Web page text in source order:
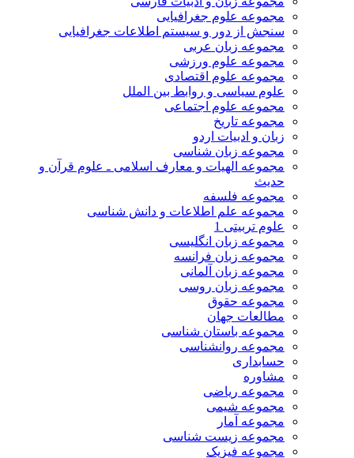
مجموعه علوم جغرافیایی
سنجش از دور و سیستم اطلاعات جغرافیایی
مجموعه زبان عربی
مجموعه علوم ورزشی
مجموعه علوم اقتصادی
علوم سیاسی و روابط بین الملل
مجموعه علوم اجتماعی
مجموعه تاریخ
زبان و ادبیات اردو
مجموعه زبان شناسی
مجموعه الهیات و معارف اسلامی ـ علوم قرآن و
حدیث
مجموعه فلسفه
مجموعه علم اطلاعات و دانش شناسی
علوم تربیتی 1
مجموعه زبان انگلیسی
مجموعه زبان فرانسه
مجموعه زبان آلمانی
مجموعه زبان روسی
مجموعه حقوق
مطالعات جهان
مجموعه باستان شناسی
مجموعه روانشناسی
حسابداری
مشاوره
مجموعه ریاضی
مجموعه شیمی
مجموعه آمار
مجموعه زیست شناسی
مجموعه فیزیک